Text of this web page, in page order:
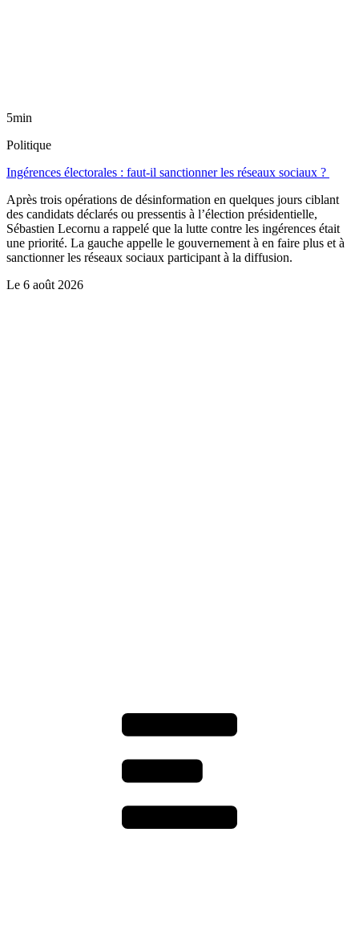
5min
Politique
Ingérences électorales : faut-il sanctionner les réseaux sociaux ?
Après trois opérations de désinformation en quelques jours ciblant
des candidats déclarés ou pressentis à l’élection présidentielle,
Sébastien Lecornu a rappelé que la lutte contre les ingérences était
une priorité. La gauche appelle le gouvernement à en faire plus et à
sanctionner les réseaux sociaux participant à la diffusion.
Le 6 août 2026